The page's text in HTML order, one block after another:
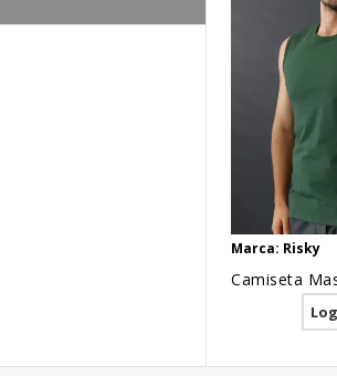
Marca: Risky